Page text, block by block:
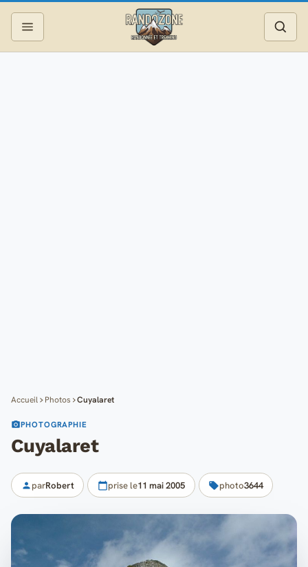
Accueil Photos Cuyalaret
PHOTOGRAPHIE
Cuyalaret
parRobert prise le11 mai 2005 photo3644